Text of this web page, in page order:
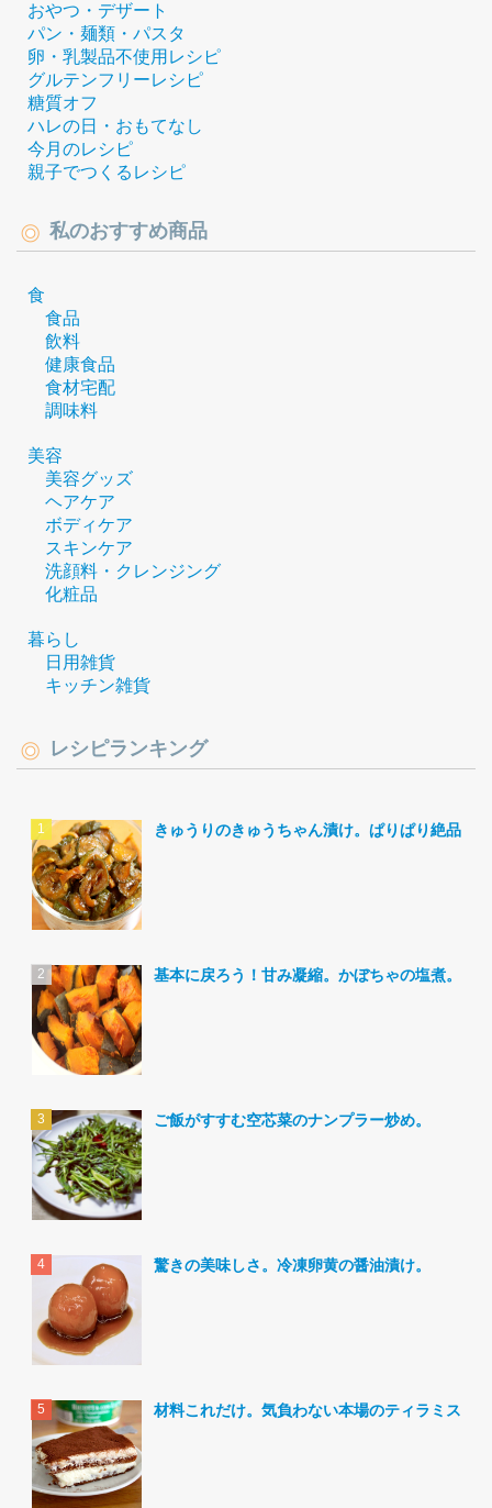
おやつ・デザート
パン・麺類・パスタ
卵・乳製品不使用レシピ
グルテンフリーレシピ
糖質オフ
ハレの日・おもてなし
今月のレシピ
親子でつくるレシピ
私のおすすめ商品
食
食品
飲料
健康食品
食材宅配
調味料
美容
美容グッズ
ヘアケア
ボディケア
スキンケア
洗顔料・クレンジング
化粧品
暮らし
日用雑貨
キッチン雑貨
レシピランキング
きゅうりのきゅうちゃん漬け。ぱりぱり絶品。
基本に戻ろう！甘み凝縮。かぼちゃの塩煮。
ご飯がすすむ空芯菜のナンプラー炒め。
驚きの美味しさ。冷凍卵黄の醤油漬け。
材料これだけ。気負わない本場のティラミス。